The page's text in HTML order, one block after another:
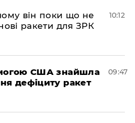
він поки що не
ракети для ЗРК
10:12
США знайшла
дефіциту ракет
09:47